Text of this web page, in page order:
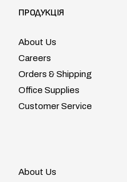
ПРОДУКЦІЯ
About Us
Careers
Orders & Shipping
Office Supplies
Customer Service
About Us